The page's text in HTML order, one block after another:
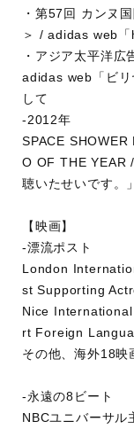
・第57回 カンヌ
＞ / adidas web
・アジア太平洋
adidas web「ビ
して
-2012年
SPACE
O OF THE YEAR
聴いたせいです。
【映画】
-漂流ポスト
London
st Supporting
Nice
rt Foreign
その他、海外18映
-永遠の8ビート
NBCユニバーサル